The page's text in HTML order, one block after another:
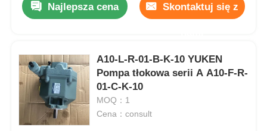
Produkty
Filmy
Najlepsza cena Skontaktuj się z
A10-L-R-01-B-K-10 YUKEN
Pompa tłokowa serii A A10-F-R-
01-C-K-10
MOQ：1
Cena：consult